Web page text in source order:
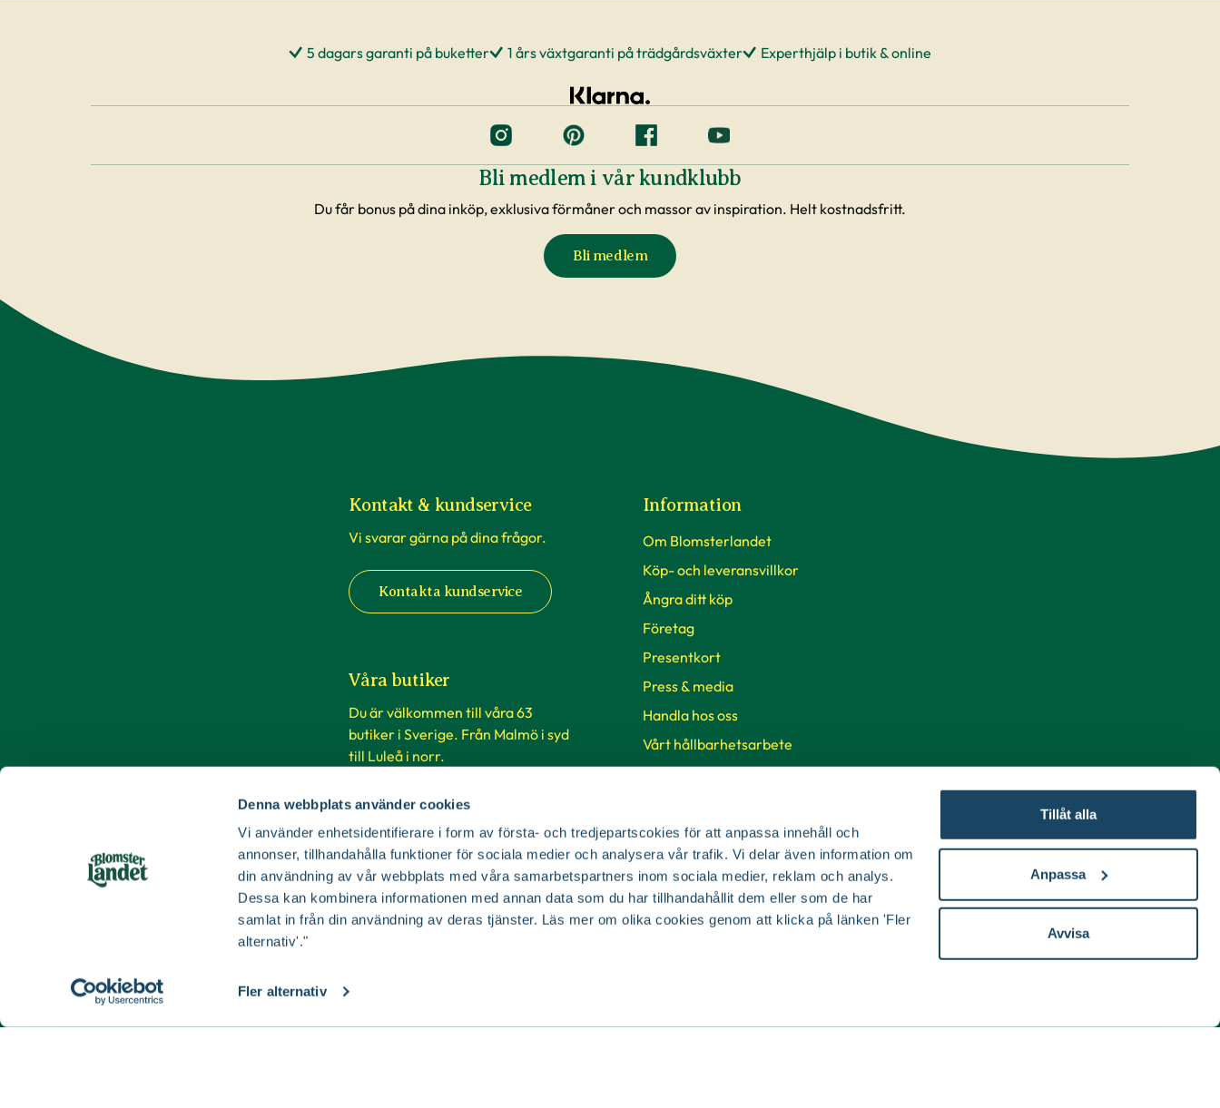
Denna webbplats använder cookies
Vi använder enhetsidentifierare i form av första- och tredjepartscokies för att anpassa innehåll och
annonser, tillhandahålla funktioner för sociala medier och analysera vår trafik. Vi delar även information om
din användning av vår webbplats med våra samarbetspartners inom sociala medier, reklam och analys.
Dessa kan kombinera informationen med annan data som du har tillhandahållit dem eller som de har
samlat in från din användning av deras tjänster. Läs mer om olika cookies genom att klicka på länken 'Fler
alternativ'."
Fler alternativ
Tillåt alla
Anpassa
Avvisa
5 dagars garanti på buketter 1 års växtgaranti på trädgårdsväxter Experthjälp i butik & online
Bli medlem i vår kundklubb
Du får bonus på dina inköp, exklusiva förmåner och massor av inspiration. Helt kostnadsfritt.
Bli medlem
Kontakt & kundservice
Vi svarar gärna på dina frågor.
Kontakta kundservice
Våra butiker
Du är välkommen till våra 63
butiker i Sverige. Från Malmö i syd
till Luleå i norr.
Butiker & öppettider
Information
Om Blomsterlandet
Köp- och leveransvillkor
Ångra ditt köp
Företag
Presentkort
Press & media
Handla hos oss
Vårt hållbarhetsarbete
Jobba på Blomsterlandet
SKUD
Cookie-inställningar